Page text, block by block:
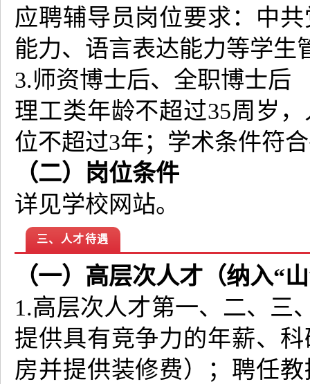
应聘辅导员岗位要求：中
能力、语言表达能力等学生
3.师资博士后、全职博士后
理工类年龄不超过35周岁
位不超过3年；学术条件符
（二）岗位条件
详见学校网站。
三、人才待遇
（一）高层次人才（纳入“
1.高层次人才第一、二、三
提供具有竞争力的年薪、
房并提供装修费）；聘任